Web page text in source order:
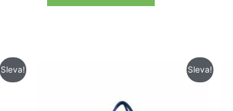
Sleva! Sleva!
572 Kč.